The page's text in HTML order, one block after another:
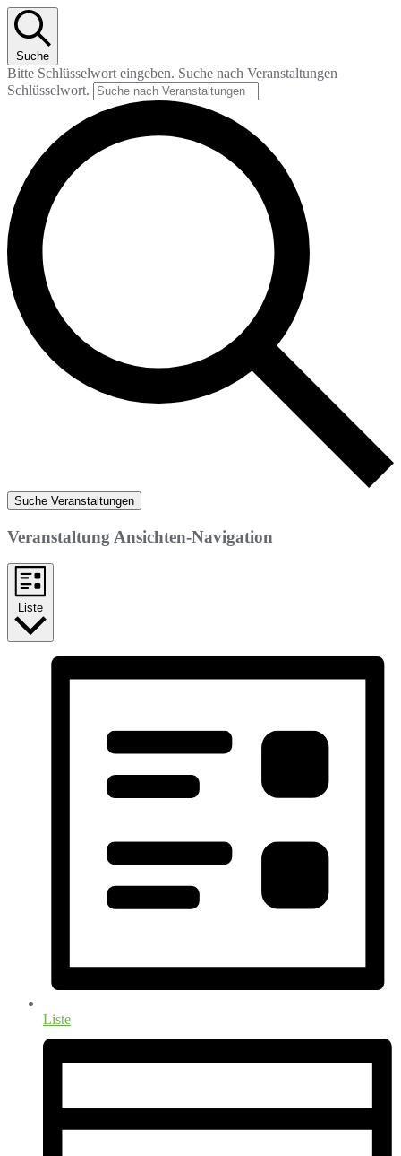
Suche
Bitte Schlüsselwort eingeben. Suche nach Veranstaltungen
Schlüsselwort.
Suche Veranstaltungen
Veranstaltung Ansichten-Navigation
Liste
Liste